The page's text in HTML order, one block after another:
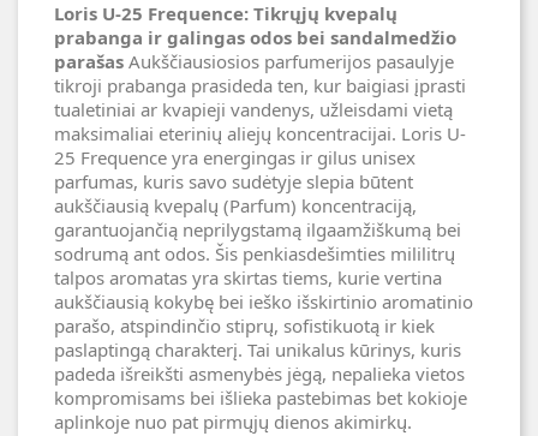
Loris U-25 Frequence: Tikrųjų kvepalų
prabanga ir galingas odos bei sandalmedžio
parašas Aukščiausiosios parfumerijos pasaulyje
tikroji prabanga prasideda ten, kur baigiasi įprasti
tualetiniai ar kvapieji vandenys, užleisdami vietą
maksimaliai eterinių aliejų koncentracijai. Loris U-
25 Frequence yra energingas ir gilus unisex
parfumas, kuris savo sudėtyje slepia būtent
aukščiausią kvepalų (Parfum) koncentraciją,
garantuojančią neprilygstamą ilgaamžiškumą bei
sodrumą ant odos. Šis penkiasdešimties mililitrų
talpos aromatas yra skirtas tiems, kurie vertina
aukščiausią kokybę bei ieško išskirtinio aromatinio
parašo, atspindinčio stiprų, sofistikuotą ir kiek
paslaptingą charakterį. Tai unikalus kūrinys, kuris
padeda išreikšti asmenybės jėgą, nepalieka vietos
kompromisams bei išlieka pastebimas bet kokioje
aplinkoje nuo pat pirmųjų dienos akimirkų.